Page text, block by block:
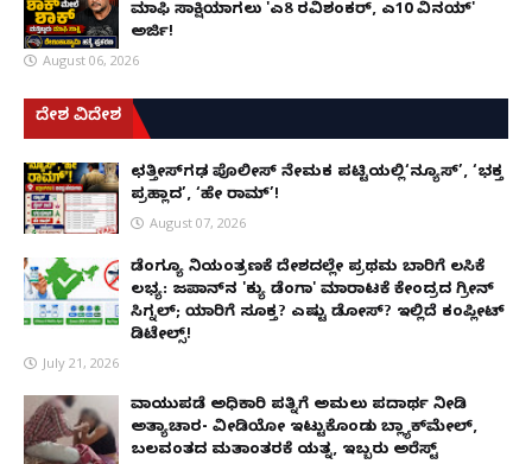
ಮಾಫಿ ಸಾಕ್ಷಿಯಾಗಲು 'ಎ8 ರವಿಶಂಕರ್, ಎ10 ವಿನಯ್'
ಅರ್ಜಿ!
August 06, 2026
ದೇಶ ವಿದೇಶ
ಛತ್ತೀಸ್‌ಗಢ ಪೊಲೀಸ್ ನೇಮಕ ಪಟ್ಟಿಯಲ್ಲಿ‘ನ್ಯೂಸ್’, ‘ಭಕ್ತ
ಪ್ರಹ್ಲಾದ’, ‘ಹೇ ರಾಮ್’!
August 07, 2026
ಡೆಂಗ್ಯೂ ನಿಯಂತ್ರಣಕ್ಕೆ ದೇಶದಲ್ಲೇ ಪ್ರಥಮ ಬಾರಿಗೆ ಲಸಿಕೆ
ಲಭ್ಯ: ಜಪಾನ್‌ನ 'ಕ್ಯು ಡೆಂಗಾ' ಮಾರಾಟಕ್ಕೆ ಕೇಂದ್ರದ ಗ್ರೀನ್
ಸಿಗ್ನಲ್; ಯಾರಿಗೆ ಸೂಕ್ತ? ಎಷ್ಟು ಡೋಸ್? ಇಲ್ಲಿದೆ ಕಂಪ್ಲೀಟ್
ಡಿಟೇಲ್ಸ್!
July 21, 2026
ವಾಯುಪಡೆ ಅಧಿಕಾರಿ ಪತ್ನಿಗೆ ಅಮಲು ಪದಾರ್ಥ ನೀಡಿ
ಅತ್ಯಾಚಾರ- ವೀಡಿಯೋ ಇಟ್ಟುಕೊಂಡು ಬ್ಲ್ಯಾಕ್‌ಮೇಲ್,
ಬಲವಂತದ ಮತಾಂತರಕ್ಕೆ ಯತ್ನ, ಇಬ್ಬರು ಅರೆಸ್ಟ್